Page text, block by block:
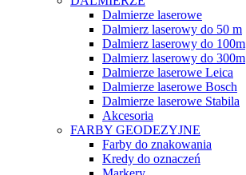
Dalmierze laserowe
Dalmierz laserowy do 50 m
Dalmierz laserowy do 100m
Dalmierz laserowy do 300m
Dalmierze laserowe Leica
Dalmierze laserowe Bosch
Dalmierze laserowe Stabila
Akcesoria
FARBY GEODEZYJNE
Farby do znakowania
Kredy do oznaczeń